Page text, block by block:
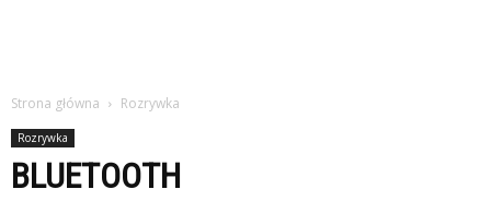
Strona główna Rozrywka
Rozrywka
BLUETOOTH